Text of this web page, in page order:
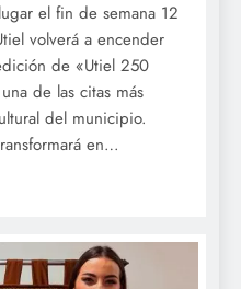
el fin de semana 12
volverá a encender
de «Utiel 250
de las citas más
del municipio.
en…